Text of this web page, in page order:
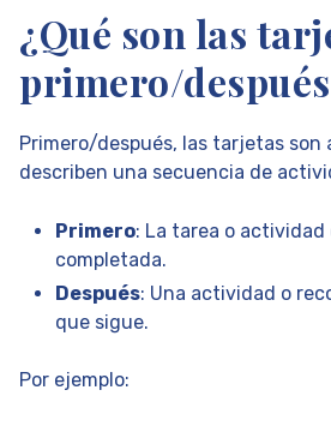
¿Qué son las
primero/
Primero/después, las tarjetas son
describen una secuencia de
Primero: La tarea o
completada.
Después: Una actividad o
que sigue.
Por ejemplo: